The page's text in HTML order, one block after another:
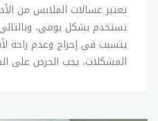
تعتبر غسالات الملابس من
تستخدم بشكل يومي،
يتسبب في إحراج وعدم راحة
المشكلات، يجب الحرص على